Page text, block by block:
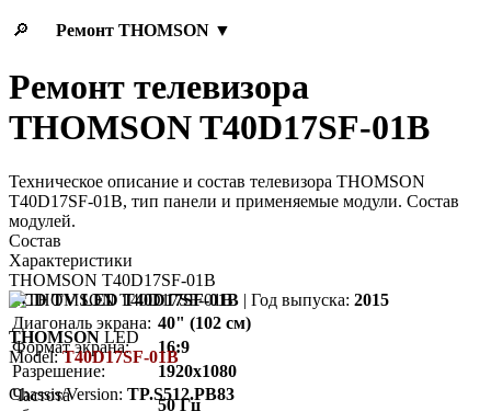
🔎 Ремонт THOMSON ▼
Ремонт телевизора
THOMSON T40D17SF-01B
Техническое описание и состав телевизора THOMSON
T40D17SF-01B, тип панели и применяемые модули. Состав
модулей.
Состав
Характеристики
THOMSON T40D17SF-01B
LCD TV LED T40D17SF-01B | Год выпуска: 2015
Диагональ экрана: 40" (102 см)
Формат экрана:
16:9
Разрешение:
1920x1080
Частота
50 Гц
THOMSON LED
Model:T40D17SF-01B
Chassis/Version: TP.S512.PB83